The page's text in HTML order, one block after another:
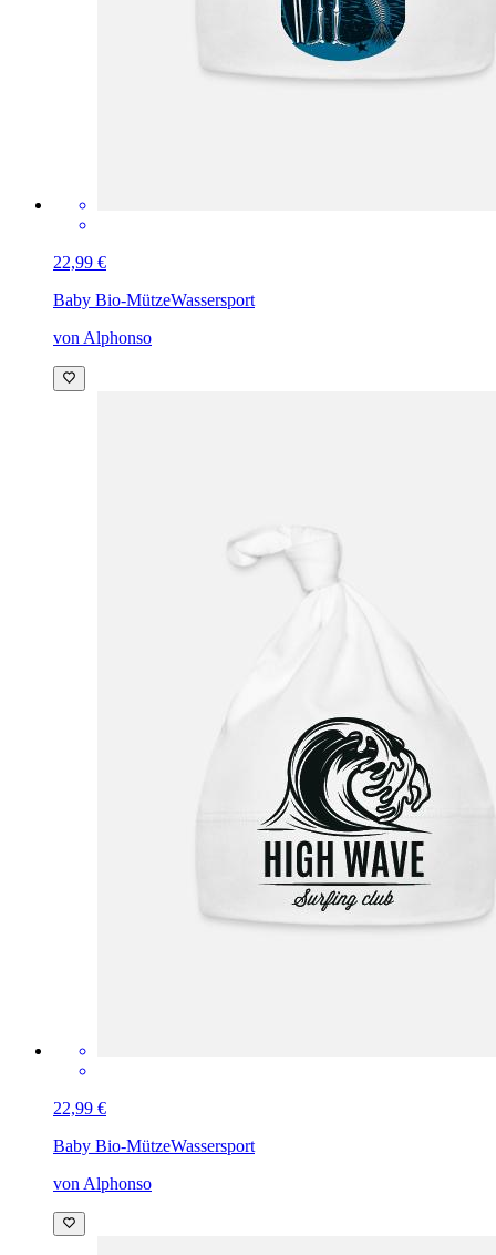
22,99 €
Baby Bio-MützeWassersport
von Alphonso
22,99 €
Baby Bio-MützeWassersport
von Alphonso